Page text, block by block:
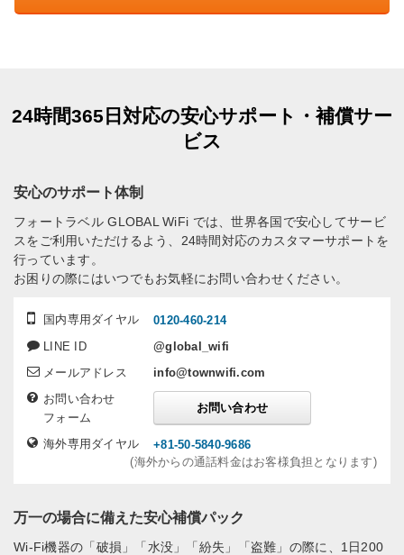
24時間365日対応の安心サポート・補償サー
ビス
安心のサポート体制
国内専用ダイヤル
0120-460-214
LINE ID
@global_wifi
メールアドレス
info@townwifi.com
お問い合わせ
フォーム
お問い合わせ
海外専用ダイヤル
+81-50-5840-9686
(海外からの通話料金はお客様負担となります)
フォートラベル GLOBAL WiFi では、世界各国で安心してサービ
スをご利用いただけるよう、24時間対応のカスタマーサポートを
行っています。
お困りの際にはいつでもお気軽にお問い合わせください。
万一の場合に備えた安心補償パック
Wi-Fi機器の「破損」「水没」「紛失」「盗難」の際に、1日200